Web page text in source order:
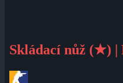
Skládací nůž (★) |